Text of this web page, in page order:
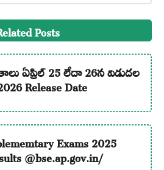
Posts
ఏప్రిల్ 25 లేదా 26న విడుదల
Release Date
Exams 2025
@bse.ap.gov.in/